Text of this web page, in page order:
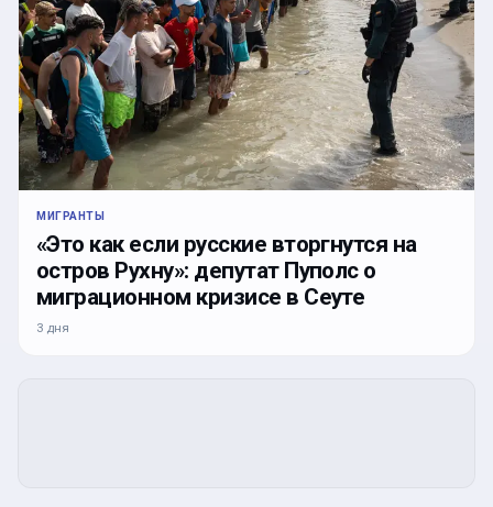
МИГРАНТЫ
«Это как если русские вторгнутся на
остров Рухну»: депутат Пуполс о
миграционном кризисе в Сеуте
3 дня